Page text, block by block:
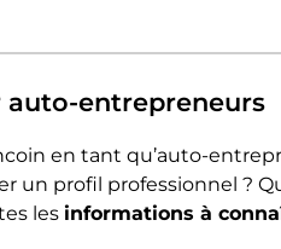
auto-entrepreneurs
en tant qu’auto-
profil professionnel ?
les informations à